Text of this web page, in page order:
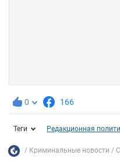
0 166
Теги Редакционная
Криминальные новости